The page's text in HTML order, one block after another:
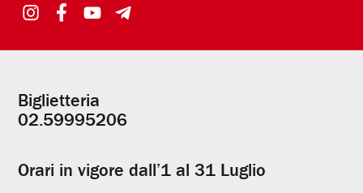
Informazioni
utili
Biglietteria
02.59995206
Orari in vigore dall’1 al 31 Luglio